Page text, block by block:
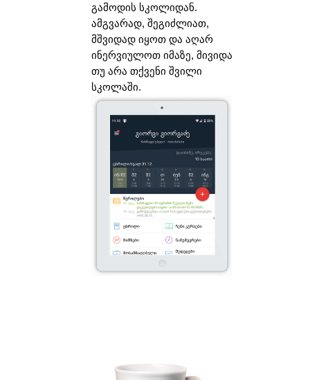
გამოდის სკოლიდან.
ამგვარად, შეგიძლიათ,
მშვიდად იყოთ და აღარ
ინერვიულოთ იმაზე, მივიდა
თუ არა თქვენი შვილი
სკოლაში.